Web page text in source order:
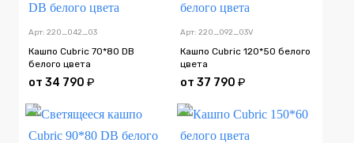
Арт: 220_042_03
Кашпо Cubric 70*80 DB
белого цвета
от 34 790 ₽
Арт: 220_092_03V
Кашпо Cubric 120*50 белого
цвета
от 37 790 ₽